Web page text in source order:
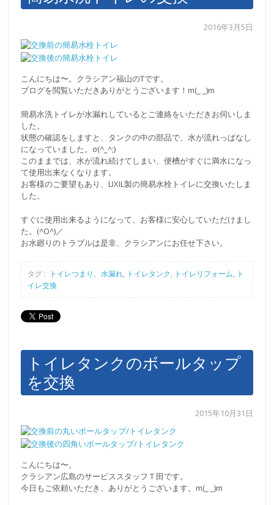
2016年3月5日
こんにちは〜。クラシアン福山のTです。
ブログを閲覧いただきありがとうございます！m(_ _)m
簡易水洗トイレが水漏れしているとご連絡をいただきお伺いしま
した。
状態の確認をしますと、タンクの中の部品で、水が流れっぱなし
になっていました。σ(^_^;)
このままでは、水が流れ続けてしまい、便槽がすぐに満水になっ
て使用出来なくなります。
お客様のご要望もあり、LIXIL製の簡易水栓トイレに交換いたしま
した。
すぐに使用出来るようになって、お客様に安心していただけまし
た。(^O^)／
お水廻りのトラブルは是非、クラシアンにお任せ下さい。
タグ : トイレつまり、水漏れ, トイレタンク, トイレリフォーム, ト
イレ交換
トイレタンクのボールタップ
を交換
2015年10月31日
こんにちは〜。
クラシアン広島のサービススタッフＴ田です。
今日もご依頼いただき、ありがとうございます。m(_ _)m